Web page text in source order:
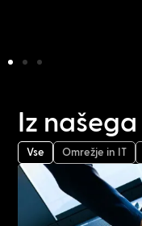
Iz
Omrežje in IT
Vse